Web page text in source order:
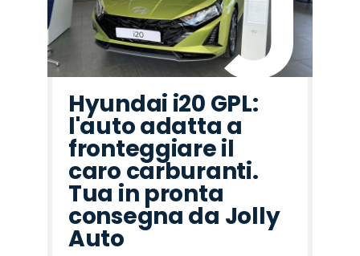
Hyundai i20 GPL:
l'auto adatta a
fronteggiare il
caro carburanti.
Tua in pronta
consegna da Jolly
Auto